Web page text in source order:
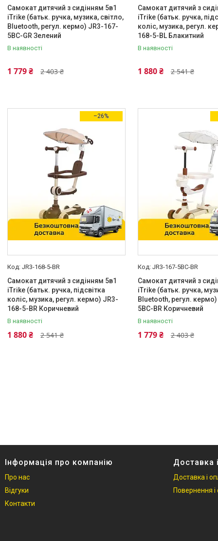
Самокат дитячий з сидінням 5в1
iTrike (батьк. ручка, музика, світло,
Bluetooth, регул. кермо) JR3-167-
5BC-GR Зелений
В наявності
2 403 ₴
1 779 ₴
Самокат дитячий з
iTrike (батьк. ручка,
коліс, музика, регул.
168-5-BL Блакитний
В наявності
2 541 ₴
1 880 ₴
–26%
JR3-168-5-BR
Самокат дитячий з сидінням 5в1
iTrike (батьк. ручка, підсвітка
коліс, музика, регул. кермо) JR3-
168-5-BR Коричневий
В наявності
2 541 ₴
1 880 ₴
JR3-167-5BC-BR
Самокат дитячий з
iTrike (батьк. ручка,
Bluetooth, регул.
5BC-BR Коричневий
В наявності
2 403 ₴
1 779 ₴
Інформація про компанію
Про нас
Відгуки
Контакти
Доставка
Доставка і
Повернення і